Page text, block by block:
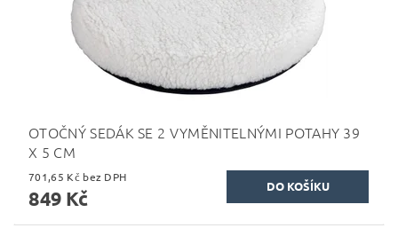
OTOČNÝ SEDÁK SE 2 VYMĚNITELNÝMI POTAHY 39
X 5 CM
701,65 Kč bez DPH
849 Kč